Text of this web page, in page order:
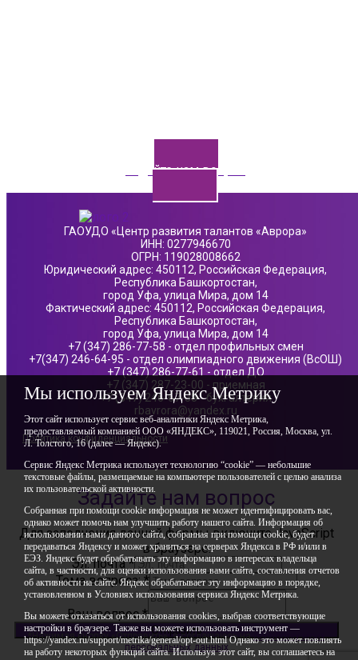
Задайте нам вопрос
Мы используем Яндекс Метрику
Этот сайт использует сервис веб-аналитики Яндекс Метрика,
предоставляемый компанией ООО «ЯНДЕКС», 119021, Россия, Москва, ул.
Л. Толстого, 16 (далее — Яндекс).
Сервис Яндекс Метрика использует технологию “cookie” — небольшие
текстовые файлы, размещаемые на компьютере пользователей с целью анализа
их пользовательской активности.
Собранная при помощи cookie информация не может идентифицировать вас,
однако может помочь нам улучшить работу нашего сайта. Информация об
использовании вами данного сайта, собранная при помощи cookie, будет
передаваться Яндексу и может храниться на серверах Яндекса в РФ и/или в
ЕЭЗ. Яндекс будет обрабатывать эту информацию в интересах владельца
сайта, в частности, для оценки использования вами сайта, составления отчетов
об активности на сайте. Яндекс обрабатывает эту информацию в порядке,
установленном в Условиях использования сервиса Яндекс Метрика.
Вы можете отказаться от использования cookies, выбрав соответствующие
настройки в браузере. Также вы можете использовать инструмент —
https://yandex.ru/support/metrika/general/opt-out.html Однако это может повлиять
на работу некоторых функций сайта. Используя этот сайт, вы соглашаетесь на
ГАОУДО «Центр развития талантов «Аврора»
ИНН: 0277946670
ОГРН: 119028008662
Юридический адрес: 450112, Российская Федерация,
Республика Башкортостан,
город Уфа, улица Мира, дом 14
Фактический адрес: 450112, Российская Федерация,
Республика Башкортостан,
город Уфа, улица Мира, дом 14
+7 (347) 286-77-58 - отдел профильных смен
+7(347) 246-64-95 - отдел олимпиадного движения (ВсОШ)
+7 (347) 286-77-61 - отдел ДО
+7 (347) 287-23-00 - приемная
+7 (347) 246-67-38 - бухгалтерия
rbavrora@yandex.ru
Политика конфиденциальности
Задайте нам вопрос
Для заполнения данной формы включите JavaScript
в браузере.
Эл. почта*
Тема вопроса:*
Ваш вопрос*
Отправить
*Нажимая кнопку «Отправить», я соглашаюсь наобработку моих
персональных данных